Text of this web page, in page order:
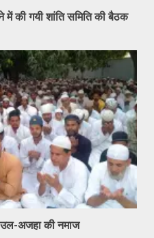
में की गयी शांति समिति की बैठक
उल-अजहा की नमाज